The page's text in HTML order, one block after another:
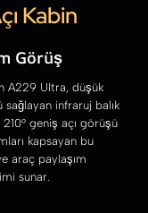
Kabin
Görüş
A229 Ultra, düşük
sağlayan infraruj balık
geniş açı görüşü
kapsayan bu
araç paylaşım
sunar.